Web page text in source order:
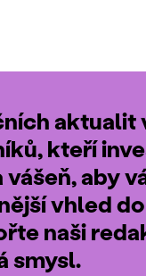
aktualit
kteří
vášeň, aby
vhled
naši
smysl.